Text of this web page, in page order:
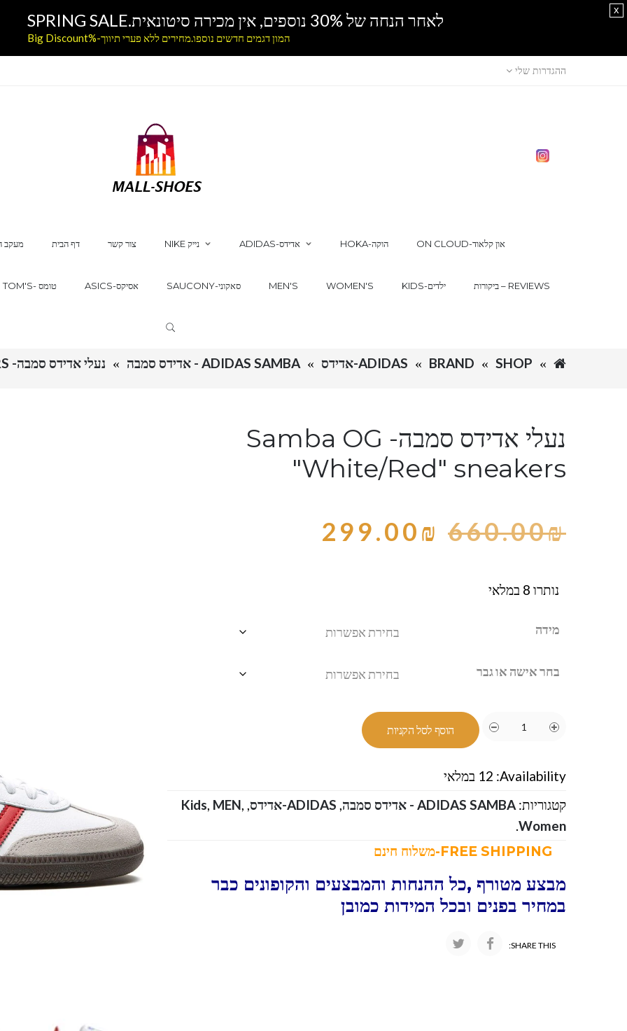
ההגדרות שלי
מעקב דף הבית צור קשר NIKE נייק ADIDAS-אדידס HOKA-הוקה ON CLOUD-און קלאוד
TOM'S- טומס ASICS-אסיקס SAUCONY-סאקוני MEN'S WOMEN'S KIDS-ילדים ביקורות – REVIEWS
SHOP
BRAND ADIDAS-אדידס ADIDAS SAMBA - אדידס סמבה נעלי אדידס סמבה- SAMBA OG "WHITE/RED" SNEAKERS
נעלי אדידס סמבה- Samba OG
"White/Red" sneakers
660.00₪
299.00₪
נותרו 8 במלאי
מידה
בחר אישה או גבר
הוסף לסל הקניות
Availability: 12 במלאי
קטגוריות: ADIDAS SAMBA - אדידס סמבה , ADIDAS-אדידס ,
Kids, MEN,
Women
.
מבצע מטורף ,כל ההנחות והמבצעים והקופונים כבר
במחיר בפנים ובכל המידות כמובן
SHARE THIS:
לאחר הנחה של 30% נוספים, אין מכירה סיטונאית.SPRING SALE
המון דגמים חדשים נוספו.מחירים ללא פערי תיווך-%Big Discount
x